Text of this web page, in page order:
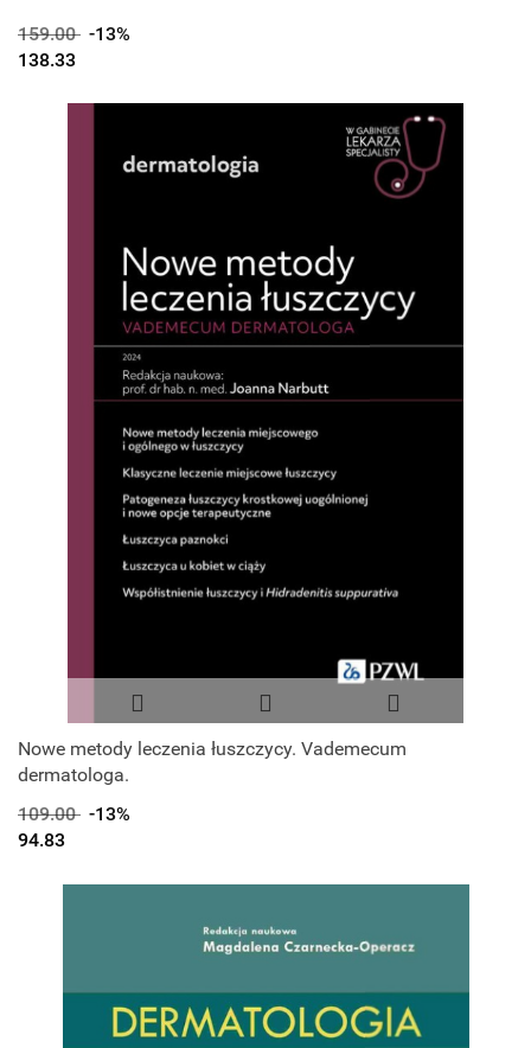
159.00 -13%
138.33
Nowe metody leczenia łuszczycy. Vademecum
dermatologa.
109.00 -13%
94.83